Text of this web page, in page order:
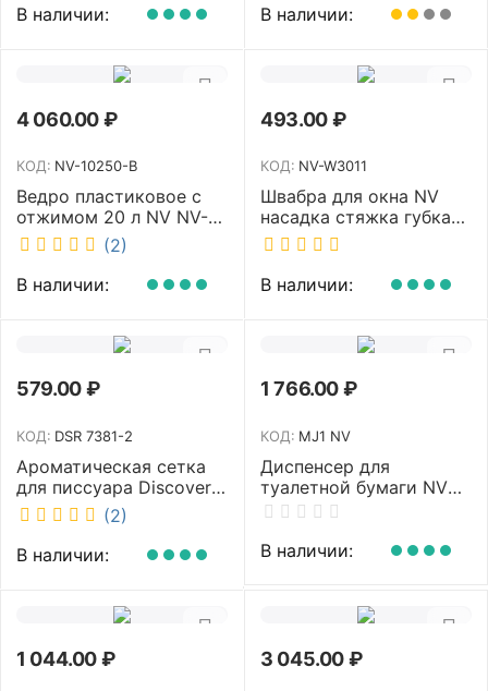
В наличии:
В наличии:
4 060.00₽
КОД: NV-10250-B
Ведро пластиковое с
отжимом 20 л NV NV-
10250-B
(2)
В наличии:
493.00₽
КОД: NV-W3011
Швабра для окна NV
насадка стяжка губка
30 см телескопическая
рукоятка 70-110 см NV-
W3011
В наличии:
579.00₽
КОД: DSR 7381-2
Ароматическая сетка
для писсуара Discover
аромат Queen DSR
7381-2
(2)
В наличии:
1 766.00₽
КОД: MJ1 NV
Диспенсер для
туалетной бумаги NV
белый MJ1 NV
В наличии:
1 044.00₽ 3 045.00₽